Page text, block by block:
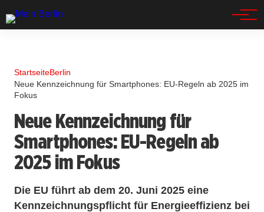
StartseiteBerlin
Neue Kennzeichnung für Smartphones: EU-Regeln ab 2025 im
Fokus
Neue Kennzeichnung für
Smartphones: EU-Regeln ab
2025 im Fokus
Die EU führt ab dem 20. Juni 2025 eine
Kennzeichnungspflicht für Energieeffizienz bei